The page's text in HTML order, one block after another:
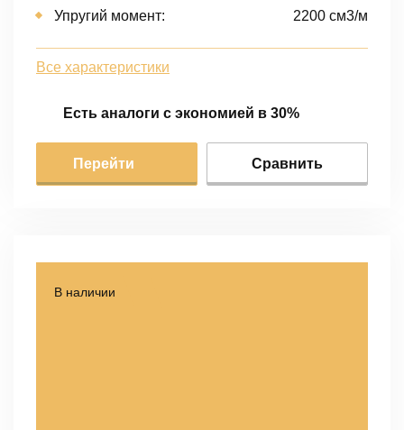
Упругий момент: 2200 cм3/м
Все характеристики
Есть аналоги с экономией в 30%
Перейти Сравнить
В наличии